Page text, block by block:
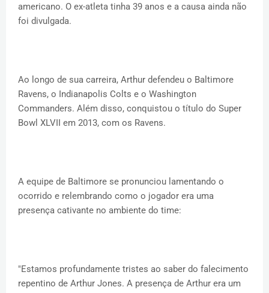
americano. O ex-atleta tinha 39 anos e a causa ainda não
foi divulgada.
Ao longo de sua carreira, Arthur defendeu o Baltimore
Ravens, o Indianapolis Colts e o Washington
Commanders. Além disso, conquistou o título do Super
Bowl XLVII em 2013, com os Ravens.
A equipe de Baltimore se pronunciou lamentando o
ocorrido e relembrando como o jogador era uma
presença cativante no ambiente do time:
"Estamos profundamente tristes ao saber do falecimento
repentino de Arthur Jones. A presença de Arthur era um